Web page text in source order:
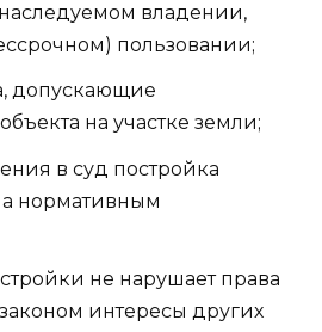
владении,
пользовании;
допускающие
на участке земли;
в суд постройка
нормативным
не нарушает права
интересы других